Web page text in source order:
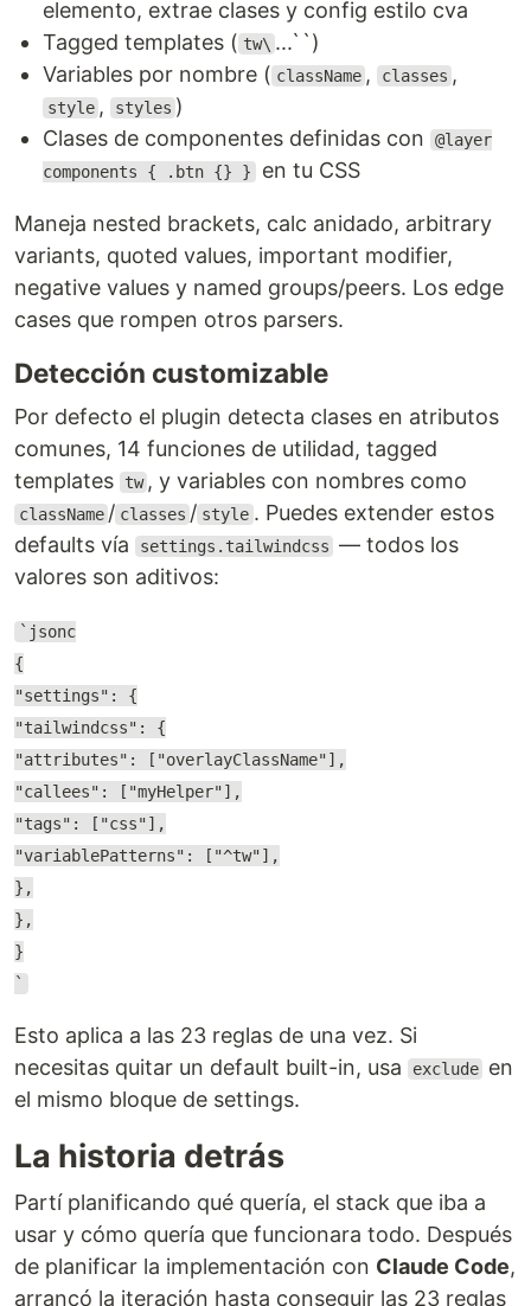
elemento, extrae clases y config estilo cva
Tagged templates ( tw\ ...``)
Variables por nombre ( className , classes ,
style , styles )
Clases de componentes definidas con
@layer
components { .btn {} } en tu CSS
Maneja nested brackets, calc anidado, arbitrary
variants, quoted values, important modifier,
negative values y named groups/peers. Los edge
cases que rompen otros parsers.
Detección customizable
Por defecto el plugin detecta clases en atributos
comunes, 14 funciones de utilidad, tagged
templates
tw , y variables con nombres como
className / classes / style . Puedes extender estos
defaults vía
settings.tailwindcss — todos los
valores son aditivos:
`jsonc
{
"settings": {
"tailwindcss": {
"attributes": ["overlayClassName"],
"callees": ["myHelper"],
"tags": ["css"],
"variablePatterns": ["^tw"],
},
},
}
`
Esto aplica a las 23 reglas de una vez. Si
necesitas quitar un default built-in, usa
exclude en
el mismo bloque de settings.
La historia detrás
Partí planificando qué quería, el stack que iba a
usar y cómo quería que funcionara todo. Después
de planificar la implementación con Claude Code,
arrancó la iteración hasta conseguir las 23 reglas